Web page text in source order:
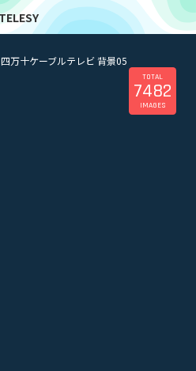
ホーム
四万十ケーブルテレビ 背景05
TOTAL
7482
IMAGES